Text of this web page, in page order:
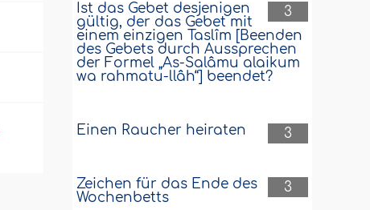
3
Ist das Gebet desjenigen
gültig, der das Gebet mit
einem einzigen Taslîm [Beenden
des Gebets durch Aussprechen
der Formel „As-Salâmu alaikum
wa rahmatu-llâh“] beendet?
3
Einen Raucher heiraten
3
Zeichen für das Ende des
Wochenbetts